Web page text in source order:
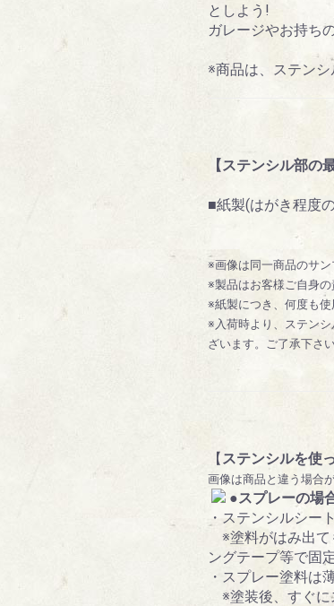
としよう!
ガレージやお持ち
※商品は、ステンシ
【ステンシル部の
■紙製(はがき程度
※画像は同一商品のサン
※製品はお客様ご自身の
※紙製につき、何度も使
※入荷時より、ステン
ざいます。ご了承下さい
【ステンシルを使
画像は商品と違う場合
●スプレーの場
・ステンシルシー
※塗料がはみ出て
ングテープ等で固定
・スプレー塗料は
※塗装後、すぐに